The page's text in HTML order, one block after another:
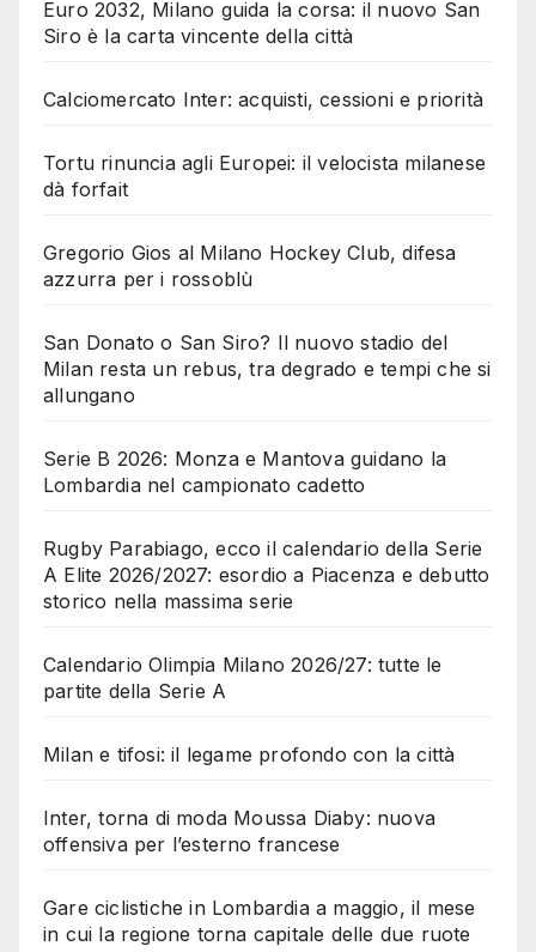
Euro 2032, Milano guida la corsa: il nuovo San
Siro è la carta vincente della città
Calciomercato Inter: acquisti, cessioni e priorità
Tortu rinuncia agli Europei: il velocista milanese
dà forfait
Gregorio Gios al Milano Hockey Club, difesa
azzurra per i rossoblù
San Donato o San Siro? Il nuovo stadio del
Milan resta un rebus, tra degrado e tempi che si
allungano
Serie B 2026: Monza e Mantova guidano la
Lombardia nel campionato cadetto
Rugby Parabiago, ecco il calendario della Serie
A Elite 2026/2027: esordio a Piacenza e debutto
storico nella massima serie
Calendario Olimpia Milano 2026/27: tutte le
partite della Serie A
Milan e tifosi: il legame profondo con la città
Inter, torna di moda Moussa Diaby: nuova
offensiva per l’esterno francese
Gare ciclistiche in Lombardia a maggio, il mese
in cui la regione torna capitale delle due ruote